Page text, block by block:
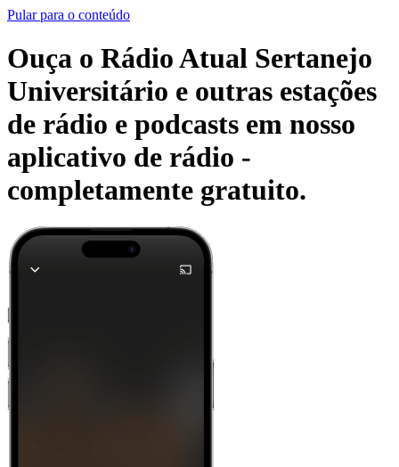
Pular para o conteúdo
Ouça o Rádio Atual Sertanejo
Universitário e outras estações
de rádio e podcasts em nosso
aplicativo de rádio -
completamente gratuito.